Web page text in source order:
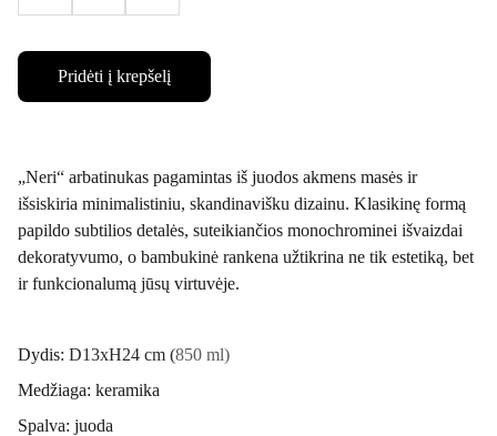
Pridėti į krepšelį
„Neri“ arbatinukas pagamintas iš juodos akmens masės ir
išsiskiria minimalistiniu, skandinavišku dizainu. Klasikinę formą
papildo subtilios detalės, suteikiančios monochrominei išvaizdai
dekoratyvumo, o bambukinė rankena užtikrina ne tik estetiką, bet
ir funkcionalumą jūsų virtuvėje.
Dydis: D13xH24 cm (850 ml)
Medžiaga: keramika
Spalva: juoda